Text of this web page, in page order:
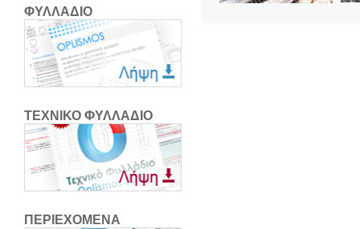
ΦΥΛΛΑΔΙΟ
ΤΕΧΝΙΚΟ ΦΥΛΛΑΔΙΟ
ΠΕΡΙΕΧΟΜΕΝΑ